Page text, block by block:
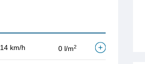
14 km/h 0 l/m2